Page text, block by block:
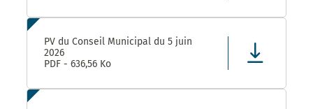
PV du Conseil Municipal du 5 juin
2026
PDF - 636,56 Ko